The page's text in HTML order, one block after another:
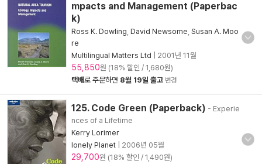
mpacts and Management (Paperbac
k)
Ross K. Dowling David Newsome Susan A. Moo
re
Multilingual Matters Ltd
2001년 11월
55,850원 (18% 할인 / 1,680원)
택배로 주문하면 8월 19일 출고 변경
125. Code Green (Paperback) - Experie
nces of a Lifetime
Kerry Lorimer
lonely Planet
2006년 05월
29,700원 (18% 할인 / 1,490원)